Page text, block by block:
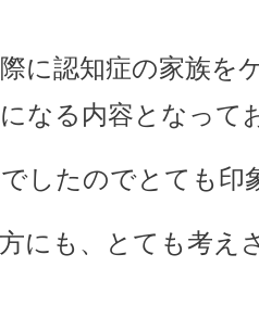
に認知症の家族を
なる内容となって
したのでとても印
にも、とても考え